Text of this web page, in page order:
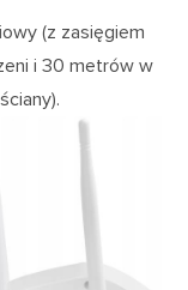
(z zasięgiem
i 30 metrów w